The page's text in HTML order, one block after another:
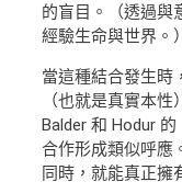
的盲目。（透過與
經驗生命與世界。）
當這種結合發生時
（也就是真實本
Balder 和 Hodur
合作形成類似呼應
同時，就能真正擁